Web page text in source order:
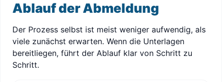
Ablauf der Abmeldung
Der Prozess selbst ist meist weniger aufwendig, als
viele zunächst erwarten. Wenn die Unterlagen
bereitliegen, führt der Ablauf klar von Schritt zu
Schritt.